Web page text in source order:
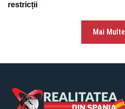
restricții
Mai Multe